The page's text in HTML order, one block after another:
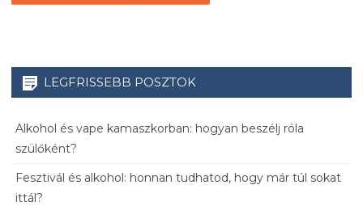
LEGFRISSEBB POSZTOK
Alkohol és vape kamaszkorban: hogyan beszélj róla
szülőként?
Fesztivál és alkohol: honnan tudhatod, hogy már túl sokat
ittál?